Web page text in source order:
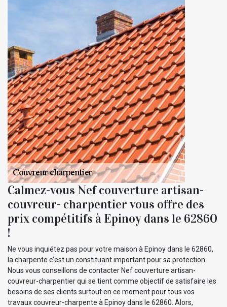
Calmez-vous Nef couverture artisan-
couvreur- charpentier vous offre des
prix compétitifs à Epinoy dans le 62860
!
Ne vous inquiétez pas pour votre maison à Epinoy dans le 62860,
la charpente c’est un constituant important pour sa protection.
Nous vous conseillons de contacter Nef couverture artisan-
couvreur-charpentier qui se tient comme objectif de satisfaire les
besoins de ses clients surtout en ce moment pour tous vos
travaux couvreur-charpente à Epinoy dans le 62860. Alors,